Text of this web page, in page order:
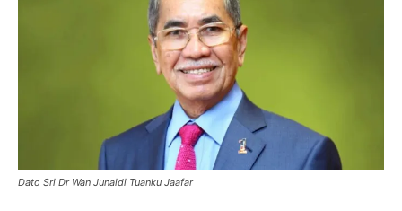
Dato Sri Dr Wan Junaidi Tuanku Jaafar